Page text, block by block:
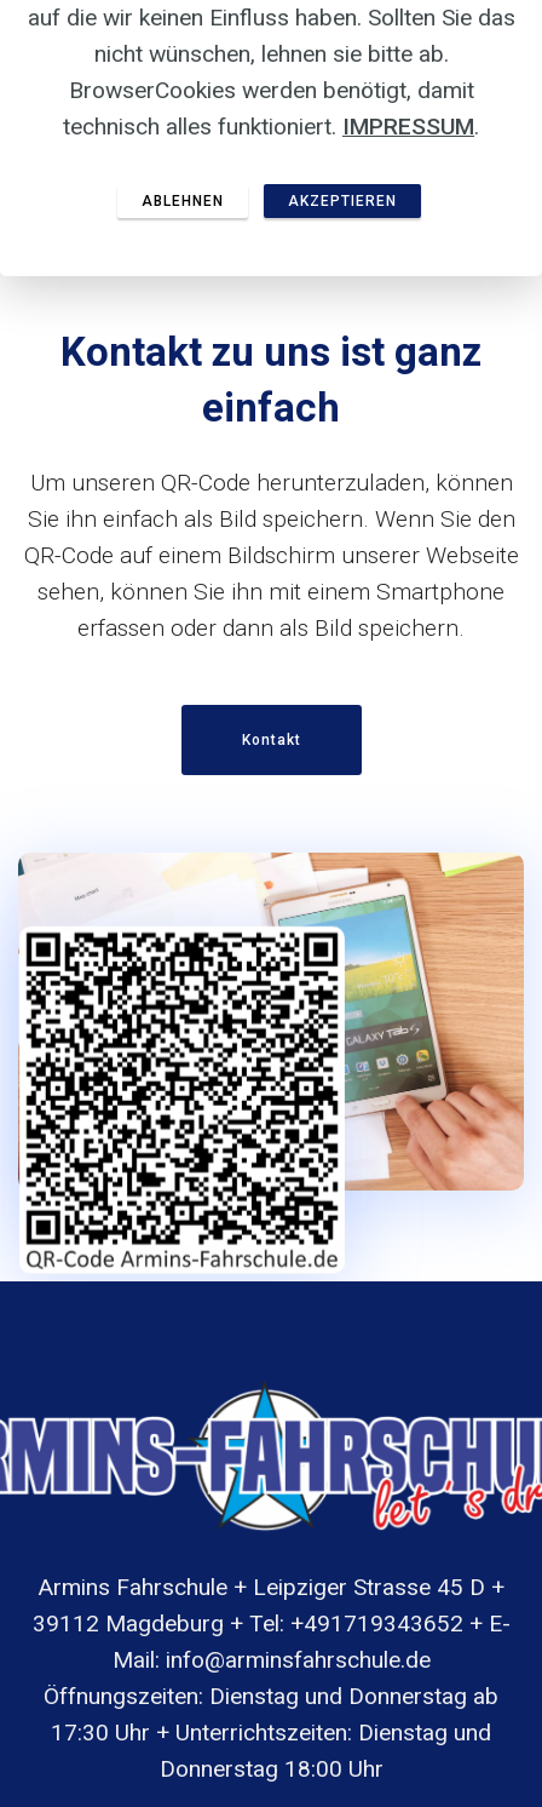
Tel.: +491719343652
Kontakt zu uns ist ganz
einfach
Um unseren QR-Code herunterzuladen, können
Sie ihn einfach als Bild speichern. Wenn Sie den
QR-Code auf einem Bildschirm unserer Webseite
sehen, können Sie ihn mit einem Smartphone
erfassen oder dann als Bild speichern.
Kontakt
Armins Fahrschule + Leipziger Strasse 45 D +
39112 Magdeburg + Tel: +491719343652 + E-
Mail: info@arminsfahrschule.de
Öffnungszeiten: Dienstag und Donnerstag ab
17:30 Uhr + Unterrichtszeiten: Dienstag und
Donnerstag 18:00 Uhr
auf die wir keinen Einfluss haben. Sollten Sie das
nicht wünschen, lehnen sie bitte ab.
BrowserCookies werden benötigt, damit
technisch alles funktioniert. IMPRESSUM.
ABLEHNEN AKZEPTIEREN